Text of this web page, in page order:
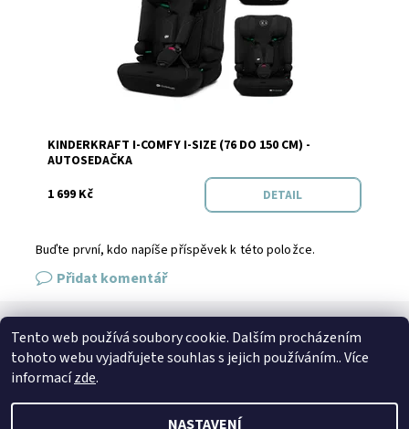
Skladem
KINDERKRAFT I-COMFY I-SIZE (76 DO 150 CM) -
AUTOSEDAČKA
1 699 Kč
DETAIL
Buďte první, kdo napíše příspěvek k této položce.
Přidat komentář
SPOJTE SE S NÁMI
Kontakt
Tento web používá soubory cookie. Dalším procházením
tohoto webu vyjadřujete souhlas s jejich používáním.. Více
informacízde.
NASTAVENÍ